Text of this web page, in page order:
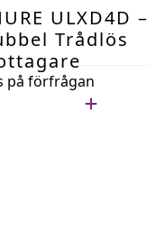
ULXD4D –
Trådlös
på förfrågan